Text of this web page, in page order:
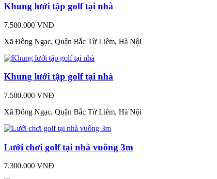
Khung lưới tập golf tại nhà
7.500.000 VNĐ
Xã Đông Ngạc, Quận Bắc Từ Liêm, Hà Nội
Khung lưới tập golf tại nhà
7.500.000 VNĐ
Xã Đông Ngạc, Quận Bắc Từ Liêm, Hà Nội
Lưới chơi golf tại nhà vuông 3m
7.300.000 VNĐ